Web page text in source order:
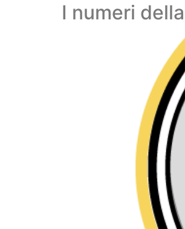
I numeri